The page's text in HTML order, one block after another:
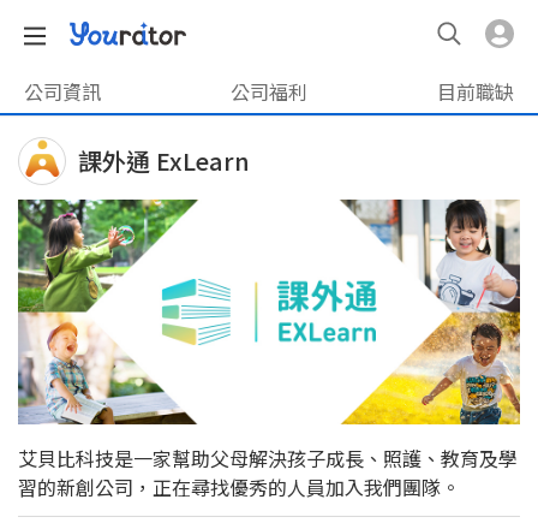
公司資訊 公司福利 目前職缺
課外通 ExLearn
艾貝比科技是一家幫助父母解決孩子成長、照護、教育及學
習的新創公司，正在尋找優秀的人員加入我們團隊。